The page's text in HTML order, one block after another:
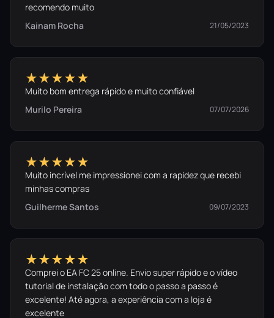
recomendo muito
Kainam Rocha
21/05/2023
★★★★★
Muito bom entrega rápido e muito confiável
Murilo Pereira
07/07/2026
★★★★★
Muito incrível me impressionei com a rapidez que recebi
minhas compras
Guilherme Santos
09/07/2023
★★★★★
Comprei o EA FC 25 online. Envio super rápido e o vídeo
tutorial de instalação com todo o passo a passo é
excelente! Até agora, a experiência com a loja é
excelente